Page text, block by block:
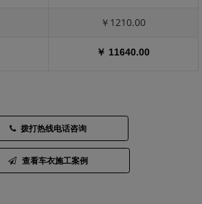
￥1210.00
￥ 11640.00
拨打热线电话咨询
查看车衣施工案例